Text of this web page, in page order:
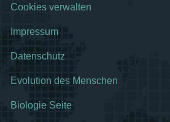
Cookies verwalten
Impressum
Datenschutz
Evolution des Menschen
Biologie Seite